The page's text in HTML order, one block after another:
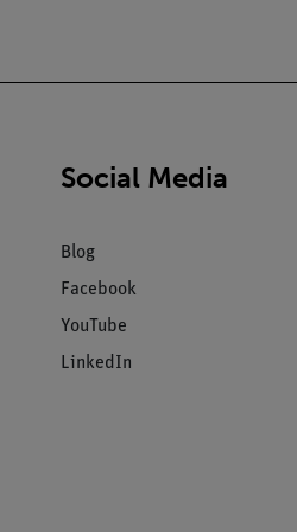
Social Media
Blog
Facebook
YouTube
LinkedIn